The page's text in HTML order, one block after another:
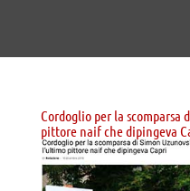
Cordoglio per la scomparsa
pittore naif che dipingeva